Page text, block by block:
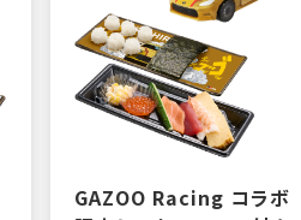
GAZOO Racing コラボ